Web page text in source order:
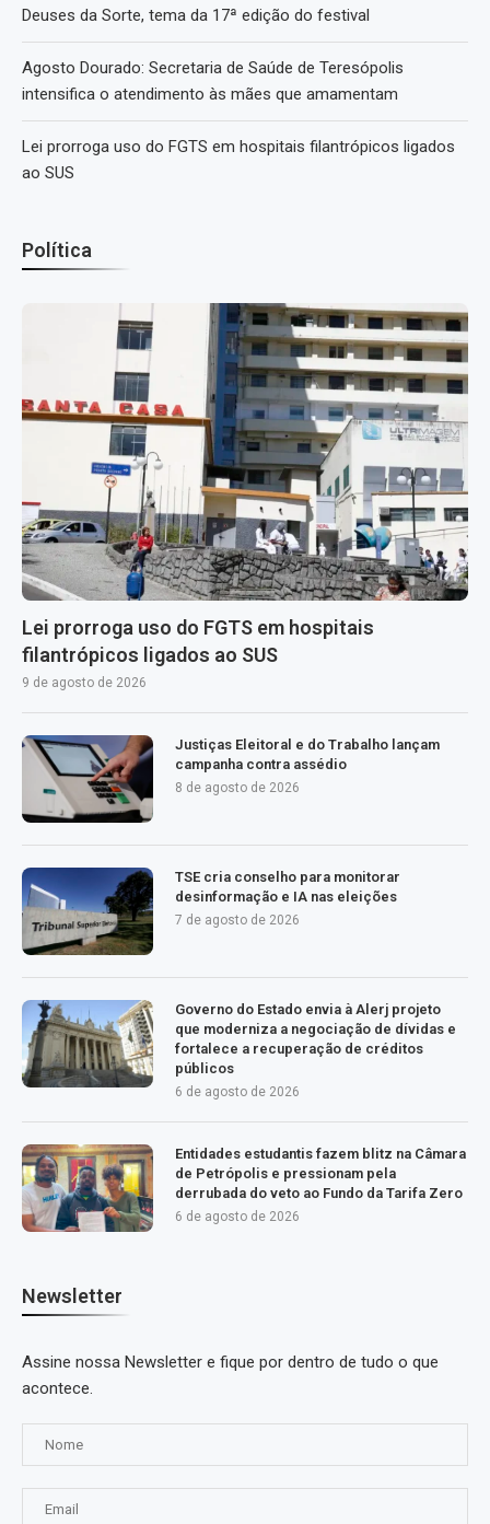
Deuses da Sorte, tema da 17ª edição do festival
Agosto Dourado: Secretaria de Saúde de Teresópolis
intensifica o atendimento às mães que amamentam
Lei prorroga uso do FGTS em hospitais filantrópicos ligados
ao SUS
Política
Lei prorroga uso do FGTS em hospitais
filantrópicos ligados ao SUS
9 de agosto de 2026
Justiças Eleitoral e do Trabalho lançam
campanha contra assédio
8 de agosto de 2026
TSE cria conselho para monitorar
desinformação e IA nas eleições
7 de agosto de 2026
Governo do Estado envia à Alerj projeto
que moderniza a negociação de dívidas e
fortalece a recuperação de créditos
públicos
6 de agosto de 2026
Entidades estudantis fazem blitz na Câmara
de Petrópolis e pressionam pela
derrubada do veto ao Fundo da Tarifa Zero
6 de agosto de 2026
Newsletter
Assine nossa Newsletter e fique por dentro de tudo o que
acontece.